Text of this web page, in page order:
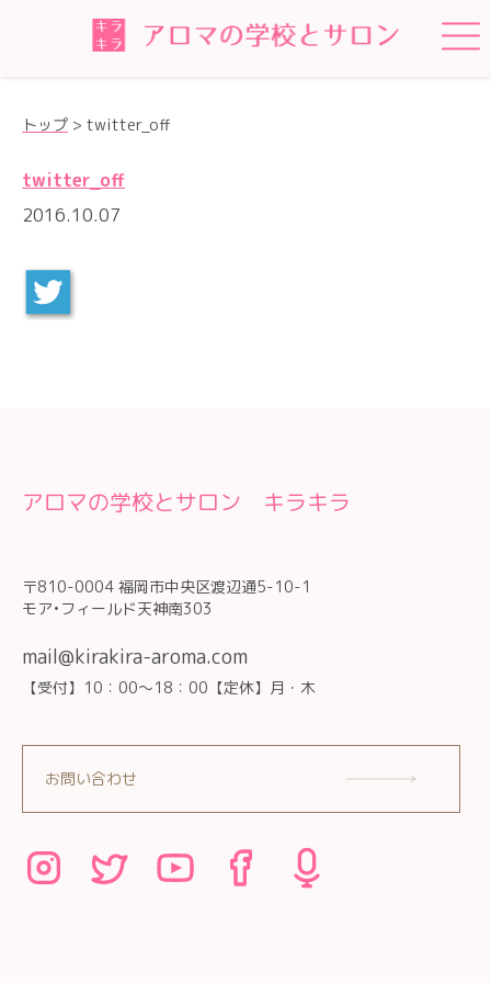
トップ > twitter_off
twitter_off
2016.10.07
アロマの学校とサロン キラキラ
〒810-0004 福岡市中央区渡辺通5-10-1
モア•フィールド天神南303
mail@kirakira-aroma.com
【受付】10：00～18：00【定休】月・木
お問い合わせ